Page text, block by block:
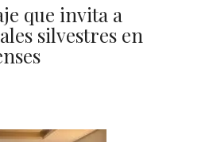
que invita a
silvestres en